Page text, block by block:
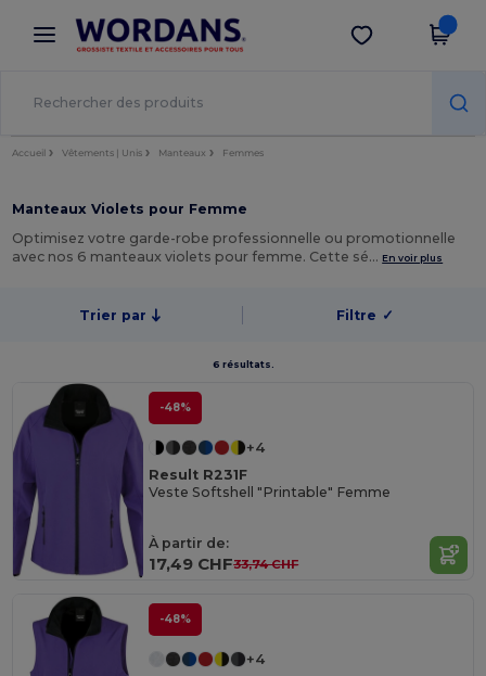
× Appli Wordans
Meilleurs prix sur l’app !
Obtenir l'appli
Accueil Vêtements | Unis Manteaux Femmes
Manteaux Violets pour Femme
Optimisez votre garde-robe professionnelle ou promotionnelle
avec nos 6 manteaux violets pour femme. Cette sé… En voir plus
Trier par Filtre ✓
6 résultats.
-48%
+4
Result R231F
Veste Softshell "Printable" Femme
À partir de:
17,49 CHF33,74 CHF
-48%
+4